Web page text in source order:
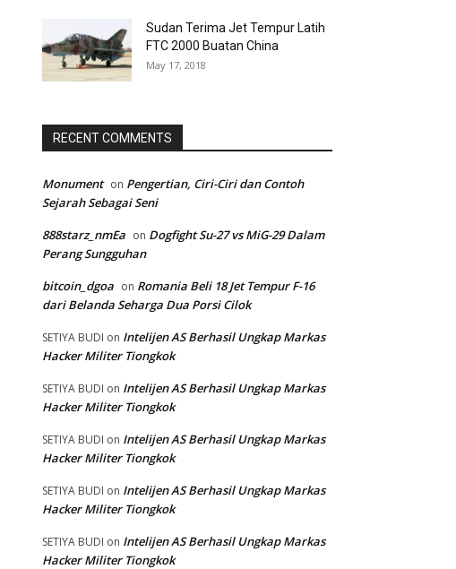
Sudan Terima Jet Tempur Latih
FTC 2000 Buatan China
May 17, 2018
RECENT COMMENTS
Monument on Pengertian, Ciri-Ciri dan Contoh
Sejarah Sebagai Seni
888starz_nmEa on Dogfight Su-27 vs MiG-29 Dalam
Perang Sungguhan
bitcoin_dgoa on Romania Beli 18 Jet Tempur F-16
dari Belanda Seharga Dua Porsi Cilok
SETIYA BUDI on Intelijen AS Berhasil Ungkap Markas
Hacker Militer Tiongkok
SETIYA BUDI on Intelijen AS Berhasil Ungkap Markas
Hacker Militer Tiongkok
SETIYA BUDI on Intelijen AS Berhasil Ungkap Markas
Hacker Militer Tiongkok
SETIYA BUDI on Intelijen AS Berhasil Ungkap Markas
Hacker Militer Tiongkok
SETIYA BUDI on Intelijen AS Berhasil Ungkap Markas
Hacker Militer Tiongkok